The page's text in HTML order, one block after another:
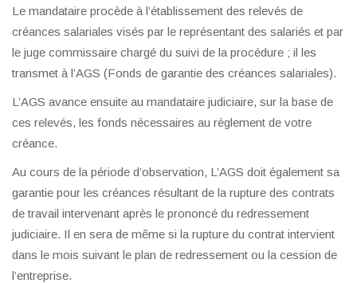
Le mandataire procède à l’établissement des relevés de
créances salariales visés par le représentant des salariés et par
le juge commissaire chargé du suivi de la procédure ; il les
transmet à l’AGS (Fonds de garantie des créances salariales).
L’AGS avance ensuite au mandataire judiciaire, sur la base de
ces relevés, les fonds nécessaires au règlement de votre
créance.
Au cours de la période d’observation, L’AGS doit également sa
garantie pour les créances résultant de la rupture des contrats
de travail intervenant après le prononcé du redressement
judiciaire. Il en sera de même si la rupture du contrat intervient
dans le mois suivant le plan de redressement ou la cession de
l’entreprise.